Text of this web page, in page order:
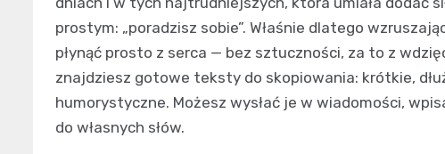
prostym: „poradzisz sobie”. Właśnie dlatego
płynąć prosto z serca — bez sztuczności, za to z
znajdziesz gotowe teksty do skopiowania: krótkie,
humorystyczne. Możesz wysłać je w wiadomości,
do własnych słów.